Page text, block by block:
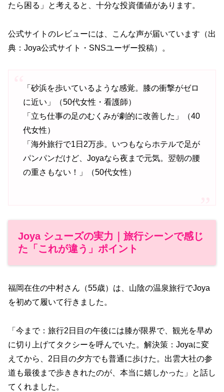
たら困る」と考えると、十分な投資価値があります。
公式サイトのレビューには、こんな声が届いています（出
典：Joya公式サイト・SNSユーザー投稿）。
「砂浜を歩いているような感覚。膝の衝撃がゼロ
に近い」（50代女性・看護師）
「立ち仕事の足のむくみが劇的に改善した」（40
代女性）
「海外旅行で1日2万歩。いつもならホテルで足が
パンパンだけど、Joyaなら夜まで元気。翌朝の腰
の重さもない！」（50代女性）
Joya シューズの実力｜旅行シーンで感じ
た「これが違う」ポイント
福岡在住の中村さん（55歳）は、山陰の温泉旅行でJoya
を初めて履いて行きました。
「今まで：旅行2日目の午後には膝が限界で、観光を早め
に切り上げてタクシーを呼んでいた。解決策：Joyaに変
えてから、2日目の夕方でも普通に歩けた。出雲大社の参
道も最後まで歩ききれたのが、本当に嬉しかった」と話し
てくれました。